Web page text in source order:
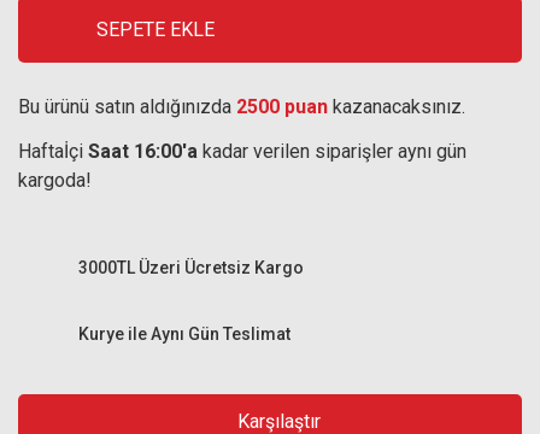
SEPETE EKLE
Bu ürünü satın aldığınızda 2500 puan kazanacaksınız.
Haftaİçi Saat 16:00'a kadar verilen siparişler aynı gün
kargoda!
Kurye ile Aynı Gün Teslimat
3000TL Üzeri Ücretsiz Kargo
Karşılaştır